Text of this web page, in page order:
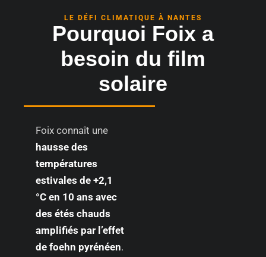
LE DÉFI CLIMATIQUE À NANTES
Pourquoi Foix a
besoin du film
solaire
Foix connaît une
hausse des
températures
estivales de +2,1
°C en 10 ans avec
des étés chauds
amplifiés par l’effet
de foehn pyrénéen.